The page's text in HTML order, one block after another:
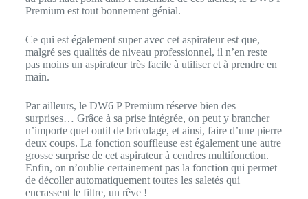
Premium est tout bonnement génial.
Ce qui est également super avec cet aspirateur est que,
malgré ses qualités de niveau professionnel, il n’en reste
pas moins un aspirateur très facile à utiliser et à prendre en
main.
Par ailleurs, le DW6 P Premium réserve bien des
surprises… Grâce à sa prise intégrée, on peut y brancher
n’importe quel outil de bricolage, et ainsi, faire d’une pierre
deux coups. La fonction souffleuse est également une autre
grosse surprise de cet aspirateur à cendres multifonction.
Enfin, on n’oublie certainement pas la fonction qui permet
de décoller automatiquement toutes les saletés qui
encrassent le filtre, un rêve !